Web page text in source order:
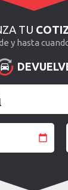
TU
y hasta